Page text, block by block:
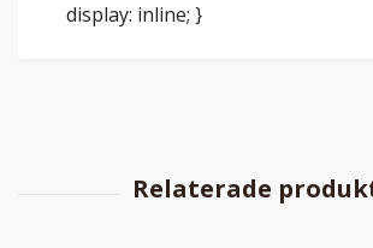
display: inline; }